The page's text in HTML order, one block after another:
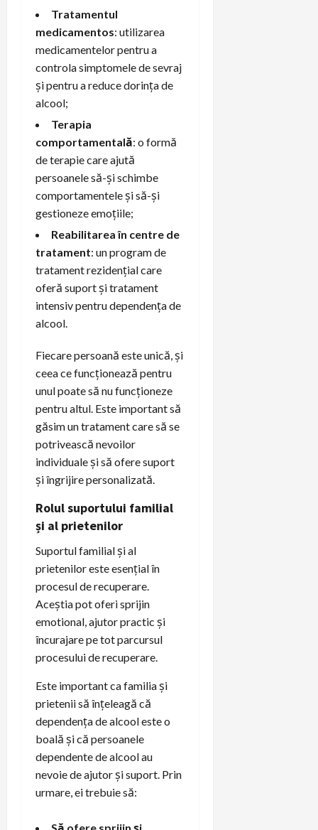
Tratamentul
medicamentos: utilizarea
medicamentelor pentru a
controla simptomele de sevraj
și pentru a reduce dorința de
alcool;
Terapia
comportamentală: o formă
de terapie care ajută
persoanele să-și schimbe
comportamentele și să-și
gestioneze emoțiile;
Reabilitarea în centre de
tratament: un program de
tratament rezidențial care
oferă suport și tratament
intensiv pentru dependența de
alcool.
Fiecare persoană este unică, și
ceea ce funcționează pentru
unul poate să nu funcționeze
pentru altul. Este important să
găsim un tratament care să se
potrivească nevoilor
individuale și să ofere suport
și îngrijire personalizată.
Rolul suportului familial
și al prietenilor
Suportul familial și al
prietenilor este esențial în
procesul de recuperare.
Aceștia pot oferi sprijin
emotional, ajutor practic și
încurajare pe tot parcursul
procesului de recuperare.
Este important ca familia și
prietenii să înțeleagă că
dependența de alcool este o
boală și că persoanele
dependente de alcool au
nevoie de ajutor și suport. Prin
urmare, ei trebuie să:
Să ofere sprijin și